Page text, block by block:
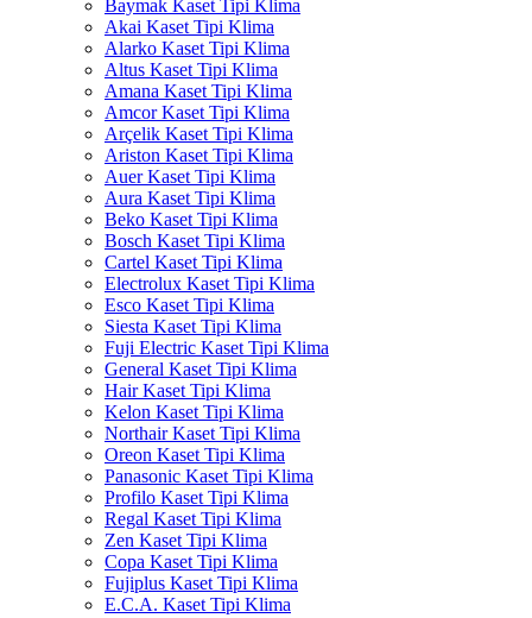
Baymak Kaset Tipi Klima
Akai Kaset Tipi Klima
Alarko Kaset Tipi Klima
Altus Kaset Tipi Klima
Amana Kaset Tipi Klima
Amcor Kaset Tipi Klima
Arçelik Kaset Tipi Klima
Ariston Kaset Tipi Klima
Auer Kaset Tipi Klima
Aura Kaset Tipi Klima
Beko Kaset Tipi Klima
Bosch Kaset Tipi Klima
Cartel Kaset Tipi Klima
Electrolux Kaset Tipi Klima
Esco Kaset Tipi Klima
Siesta Kaset Tipi Klima
Fuji Electric Kaset Tipi Klima
General Kaset Tipi Klima
Hair Kaset Tipi Klima
Kelon Kaset Tipi Klima
Northair Kaset Tipi Klima
Oreon Kaset Tipi Klima
Panasonic Kaset Tipi Klima
Profilo Kaset Tipi Klima
Regal Kaset Tipi Klima
Zen Kaset Tipi Klima
Copa Kaset Tipi Klima
Fujiplus Kaset Tipi Klima
E.C.A. Kaset Tipi Klima